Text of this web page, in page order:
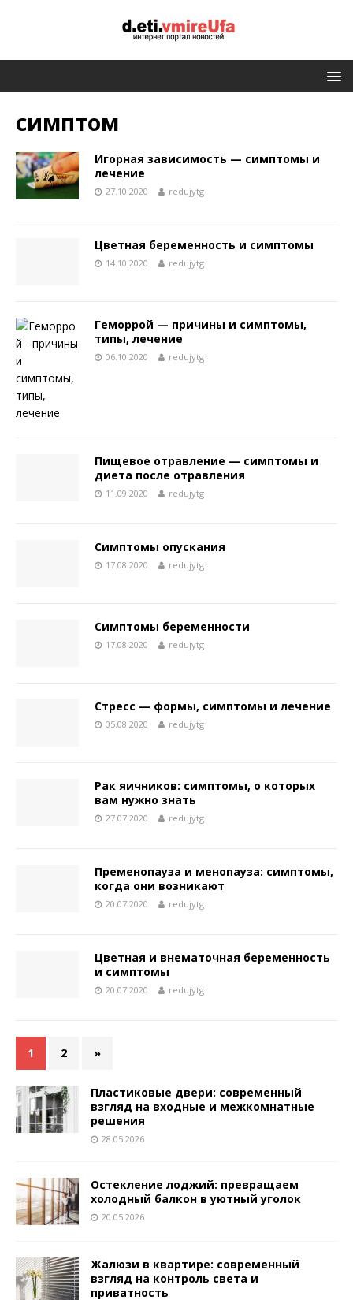
симптом
Игорная зависимость — симптомы и
лечение
27.10.2020 redujytg
Цветная беременность и симптомы
14.10.2020 redujytg
Геморрой — причины и симптомы,
типы, лечение
06.10.2020 redujytg
Пищевое отравление — симптомы и
диета после отравления
11.09.2020 redujytg
Симптомы опускания
17.08.2020 redujytg
Симптомы беременности
17.08.2020 redujytg
Стресс — формы, симптомы и лечение
05.08.2020 redujytg
Рак яичников: симптомы, о которых
вам нужно знать
27.07.2020 redujytg
Пременопауза и менопауза: симптомы,
когда они возникают
20.07.2020 redujytg
Цветная и внематочная беременность
и симптомы
20.07.2020 redujytg
1 2 »
Пластиковые двери: современный
взгляд на входные и межкомнатные
решения
28.05.2026
Остекление лоджий: превращаем
холодный балкон в уютный уголок
20.05.2026
Жалюзи в квартире: современный
взгляд на контроль света и
приватность